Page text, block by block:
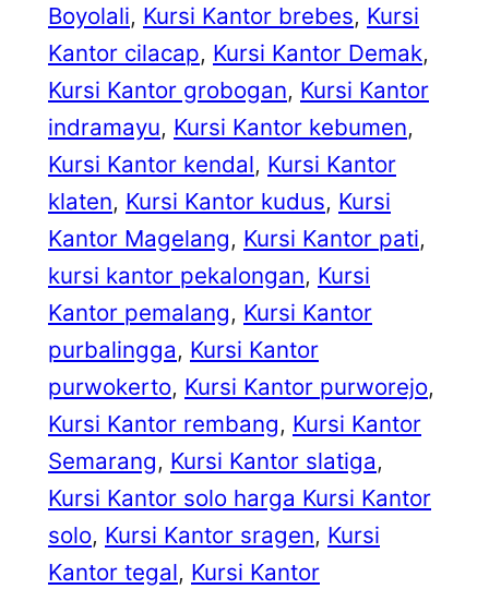
Boyolali, Kursi Kantor brebes, Kursi
Kantor cilacap, Kursi Kantor Demak
Kursi Kantor grobogan, Kursi Kantor
indramayu, Kursi Kantor kebumen
Kursi Kantor kendal, Kursi Kantor
klaten, Kursi Kantor kudus, Kursi
Kantor Magelang, Kursi Kantor pati
kursi kantor pekalongan, Kursi
Kantor pemalang, Kursi Kantor
purbalingga, Kursi Kantor
purwokerto, Kursi Kantor purworejo
Kursi Kantor rembang, Kursi Kantor
Semarang, Kursi Kantor slatiga
Kursi Kantor solo harga Kursi Kantor
solo, Kursi Kantor sragen, Kursi
Kantor tegal, Kursi Kantor